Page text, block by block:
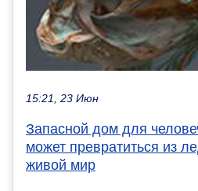
15:21, 23 Июн
Запасной дом для
может превратиться из
живой мир